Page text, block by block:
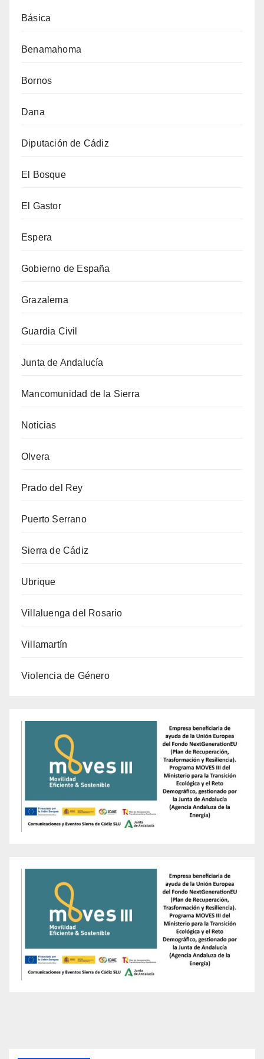
Básica
Benamahoma
Bornos
Dana
Diputación de Cádiz
El Bosque
El Gastor
Espera
Gobierno de España
Grazalema
Guardia Civil
Junta de Andalucía
Mancomunidad de la Sierra
Noticias
Olvera
Prado del Rey
Puerto Serrano
Sierra de Cádiz
Ubrique
Villaluenga del Rosario
Villamartín
Violencia de Género